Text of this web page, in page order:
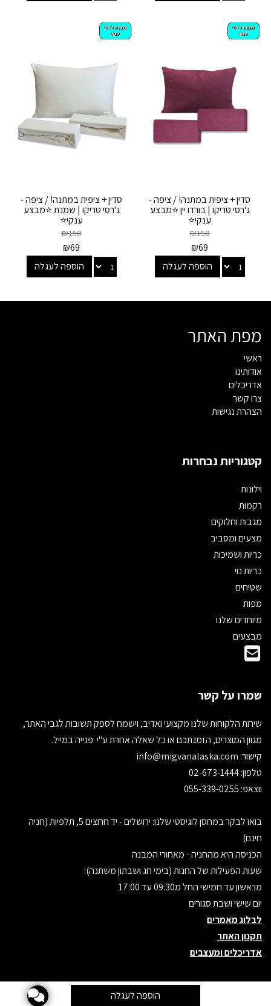
סדין + ציפית במתנה! / ציפה -
ג'רסי טריקו | בורדו יין ⭐מבצע
ענקי⭐
₪150
₪69
הוספה לעגלה
סדין + ציפית במתנה! / ציפה -
ג'רסי טריקו | שמנת ⭐מבצע
ענקי⭐
₪150
₪69
הוספה לעגלה
מפת האתר
ראשי
אודותינו
אדריכלים
צרו קשר
הצהרת נגישות
קטגוריות נבחרות
וילונות
רקמות
מגבות וחלוקים
מצעים ומסביב
כריות ושמיכות
כריות נוי
שטיחים
מפות
מיוחדים שלנו
מבצעים
שמרו על קשר
שירות הלקוחות שלנו מקצועי ואדיב, וישמח לספק תשובות לגבי האתר,
מגוון המוצרים, הזמנתכם או כל שאלה אחרת ע"י פנייה במייל.
קישור:
טלפון: 02-673-1444
ווצאפ: 055-339-0255
בואו לבקר במחסן לוגיסטי שלנו: ירושלים - יד חרוצים 5, תלפיות (חניה
חינם)
הכניסה היא מהחניה - מאחורי המבנה
שעות הפעילות של החנות (בימי חג ושבתון משתנה):
מראשון עד חמישי החל מ09:30 עד 17:00
יום שישי ושבת סגורים
לבלוג מאמרים
תקנון האתר
אדריכלים ומעצבים